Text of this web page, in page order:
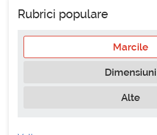
Rubrici populare
Marcile
Dimensiuni
Alte